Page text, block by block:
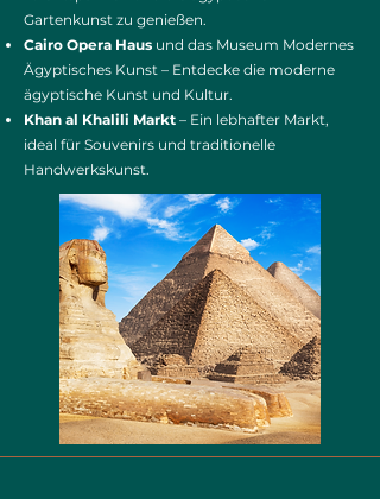
Gartenkunst zu genießen.
Cairo Opera Haus und das Museum Modernes
Ägyptisches Kunst – Entdecke die moderne
ägyptische Kunst und Kultur.
Khan al Khalili Markt – Ein lebhafter Markt,
ideal für Souvenirs und traditionelle
Handwerkskunst.